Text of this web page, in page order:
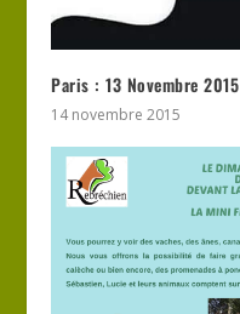
Paris : 13 Novembre 2015
14 novembre 2015